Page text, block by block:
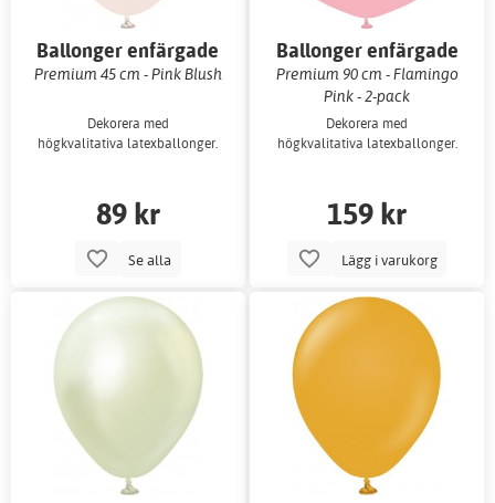
Ballonger enfärgade
Premium 45 cm - Pink Blush
Dekorera med
högkvalitativa latexballonger.
89 kr
Se alla
Ballonger enfärgade
Premium 90 cm - Flamingo
Pink - 2-pack
Dekorera med
högkvalitativa latexballonger.
159 kr
Lägg i varukorg